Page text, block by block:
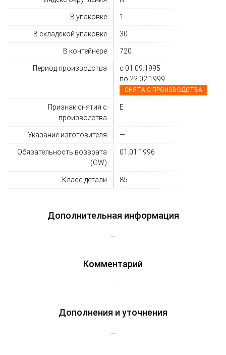
В упаковке 1
В складской упаковке 30
В контейнере 720
Период производства
с 01.09.1995
по 22.02.1999
СНЯТА C ПРОИЗВОДСТВА
Признак снятия с
производства
E
Указание изготовителя —
Обязательность возврата
(GW)
01.01.1996
Класс детали 85
Дополнительная информация
—
Комментарий
—
Дополнения и уточнения
—